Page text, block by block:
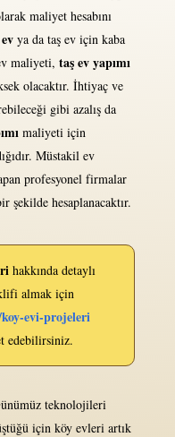
maliyet hesabını
ya da taş ev için kaba
maliyeti, taşev yapımı
olacaktır. İhtiyaç ve
gibi azalış da
maliyeti için
Müstakil ev
profesyonel firmalar
şekilde hesaplanacaktır.
hakkında detaylı
almak için
evi-projeleri
edebilirsiniz.
teknolojileri
için köy evleri artık